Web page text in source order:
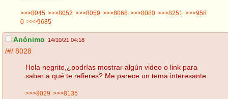
>>>8045 >>>8052 >>>8059 >>>8066 >>>8080 >>>8251
>>>958
0 >>>9685
Anónimo 14/10/21 04:16
/#/ 8028
Hola negrito,¿podrías mostrar algún video o link para
saber a qué te refieres? Me parece un tema interesante
>>>8029 >>>8135